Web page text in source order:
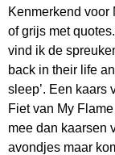
Kenmerkend
of grijs met
vind ik de
back in their life
sleep’. Een kaars
Fiet van My
mee dan kaarsen
avondjes maar